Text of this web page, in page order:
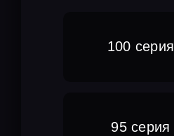
100 серия
95 серия